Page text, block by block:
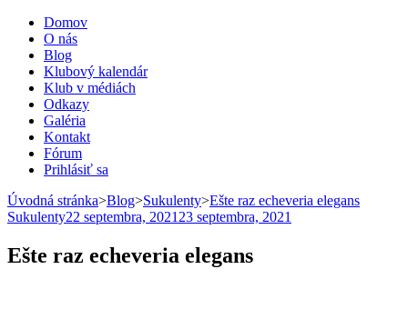
Domov
O nás
Blog
Klubový kalendár
Klub v médiách
Odkazy
Galéria
Kontakt
Fórum
Prihlásiť sa
Úvodná stránka>Blog>Sukulenty>Ešte raz echeveria elegans
Sukulenty22 septembra, 2021 23 septembra, 2021
Ešte raz echeveria elegans